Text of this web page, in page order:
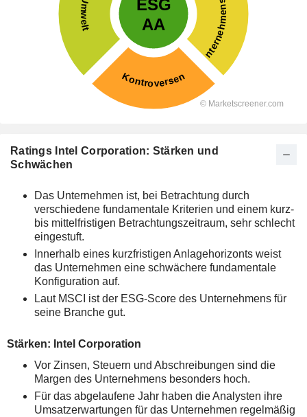
Ratings Intel Corporation: Stärken und
Schwächen
Das Unternehmen ist, bei Betrachtung durch
verschiedene fundamentale Kriterien und einem kurz-
bis mittelfristigen Betrachtungszeitraum, sehr schlecht
eingestuft.
Innerhalb eines kurzfristigen Anlagehorizonts weist
das Unternehmen eine schwächere fundamentale
Konfiguration auf.
Laut MSCI ist der ESG-Score des Unternehmens für
seine Branche gut.
Stärken: Intel Corporation
Vor Zinsen, Steuern und Abschreibungen sind die
Margen des Unternehmens besonders hoch.
Für das abgelaufene Jahr haben die Analysten ihre
Umsatzerwartungen für das Unternehmen regelmäßig